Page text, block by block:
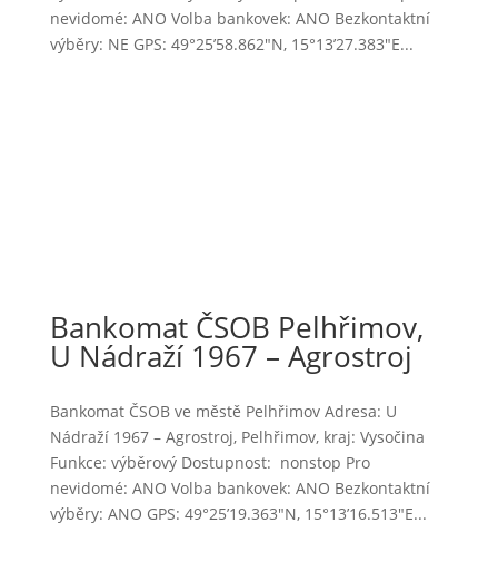
nevidomé: ANO Volba bankovek: ANO Bezkontaktní
výběry: NE GPS: 49°25’58.862″N, 15°13’27.383″E...
Bankomat ČSOB Pelhřimov,
U Nádraží 1967 – Agrostroj
Bankomat ČSOB ve městě Pelhřimov Adresa: U
Nádraží 1967 – Agrostroj, Pelhřimov, kraj: Vysočina
Funkce: výběrový Dostupnost: nonstop Pro
nevidomé: ANO Volba bankovek: ANO Bezkontaktní
výběry: ANO GPS: 49°25’19.363″N, 15°13’16.513″E...